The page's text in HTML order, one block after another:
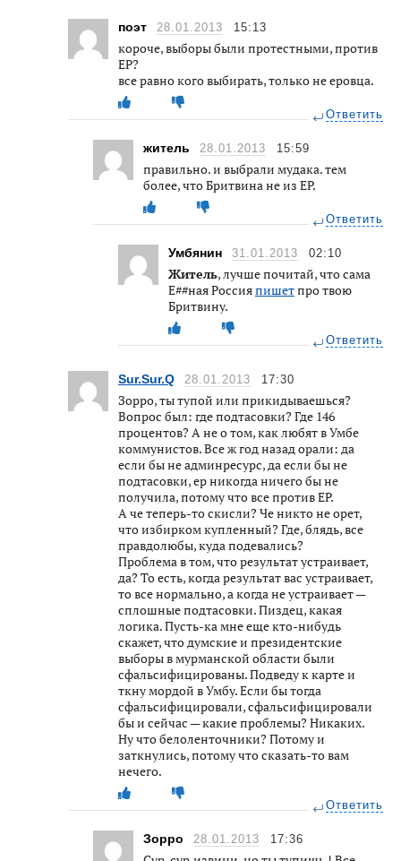
поэт 28.01.2013 15:13
короче, выборы были протестными, против
ЕР?
все равно кого выбирать, только не еровца.
Ответить
житель 28.01.2013 15:59
правильно. и выбрали мудака. тем
более, что Бритвина не из ЕР.
Ответить
Умбянин 31.01.2013 02:10
Житель, лучше почитай, что сама
Е##ная Россияпишетпро твою
Бритвину.
Ответить
Sur.Sur.Q 28.01.2013 17:30
Зорро, ты тупой или прикидываешься?
Вопрос был: где подтасовки? Где 146
процентов? А не о том, как любят в Умбе
коммунистов. Все ж год назад орали: да
если бы не админресурс, да если бы не
подтасовки, ер никогда ничего бы не
получила, потому что все против ЕР.
А че теперь-то скисли? Че никто не орет,
что избирком купленный? Где, блядь, все
правдолюбы, куда подевались?
Проблема в том, что результат устраивает,
да? То есть, когда результат вас устраивает,
то все нормально, а когда не устраивает —
сплошные подтасовки. Пиздец, какая
логика. Пусть-ка мне еще кто-нибудь
скажет, что думские и президентские
выборы в мурманской области были
сфальсифицированы. Подведу к карте и
ткну мордой в Умбу. Если бы тогда
сфальсифицировали, сфальсифицировали
бы и сейчас — какие проблемы? Никаких.
Ну что белоленточники? Потому и
заткнулись, потому что сказать-то вам
нечего.
Ответить
Зорро 28.01.2013 17:36